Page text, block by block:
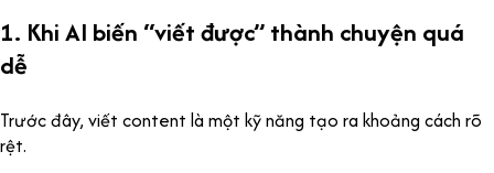
1. Khi AI biến “viết được” thành chuyện quá
dễ
Trước đây, viết content là một kỹ năng tạo ra khoảng cách rõ
rệt.